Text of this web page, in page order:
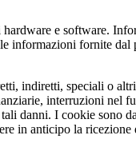
e software.
informazioni fornite
indiretti, speciali o
interruzioni nel
danni. I cookie sono
in anticipo la